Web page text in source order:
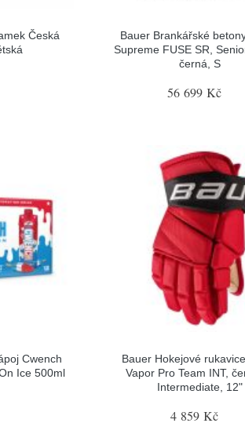
Česká
Bauer Brankářské
Supreme FUSE SR,
černá, S
56 699 Kč
Cwench
Ice 500ml
Bauer Hokejové
Vapor Pro Team INT,
Intermediate, 12"
4 859 Kč